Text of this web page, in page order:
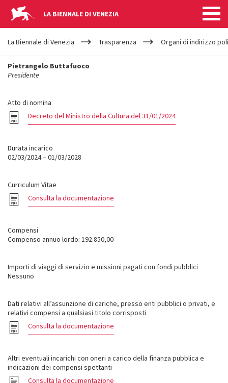
LA BIENNALE DI VENEZIA
YOUR
ARE
La Biennale di Venezia Trasparenza Organi di indirizzo
CONSIGLIO
DI
-
PIETRANGELO
BUTTAFUOCO
Pietrangelo Buttafuoco
Presidente
Atto di nomina
Decreto del Ministro della Cultura del 31/01/2024
Durata incarico
02/03/2024 – 01/03/2028
Curriculum Vitae
Consulta la documentazione
Compensi
Compenso annuo lordo: 192.850,00
Importi di viaggi di servizio e missioni pagati con fondi pubblici
Nessuno
Dati relativi all’assunzione di cariche, presso enti pubblici o privati, e
relativi compensi a qualsiasi titolo corrisposti
Consulta la documentazione
Altri eventuali incarichi con oneri a carico della finanza pubblica e
indicazioni dei compensi spettanti
Consulta la documentazione